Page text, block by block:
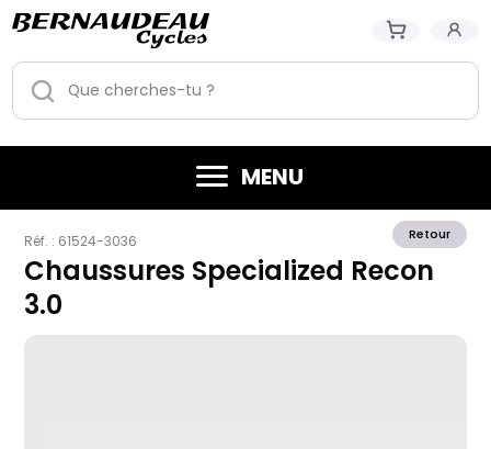
MENU
Retour
Réf. : 61524-3036
Chaussures Specialized Recon
3.0